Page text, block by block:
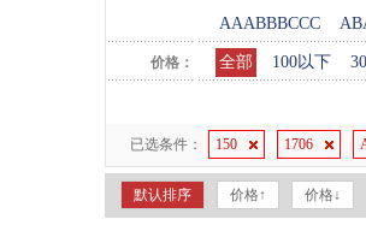
AAABBBCCC
价格： 全部 100以下
已选条件： 150 1706
默认排序 价格↑ 价格↓